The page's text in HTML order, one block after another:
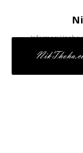
Informasi